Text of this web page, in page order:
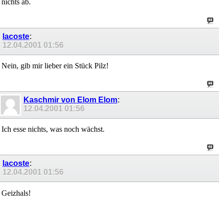
nichts ab.
lacoste:
12.04.2001 01:56
Nein, gib mir lieber ein Stück Pilz!
Kaschmir von Elom Elom:
12.04.2001 01:56
Ich esse nichts, was noch wächst.
lacoste:
12.04.2001 01:56
Geizhals!